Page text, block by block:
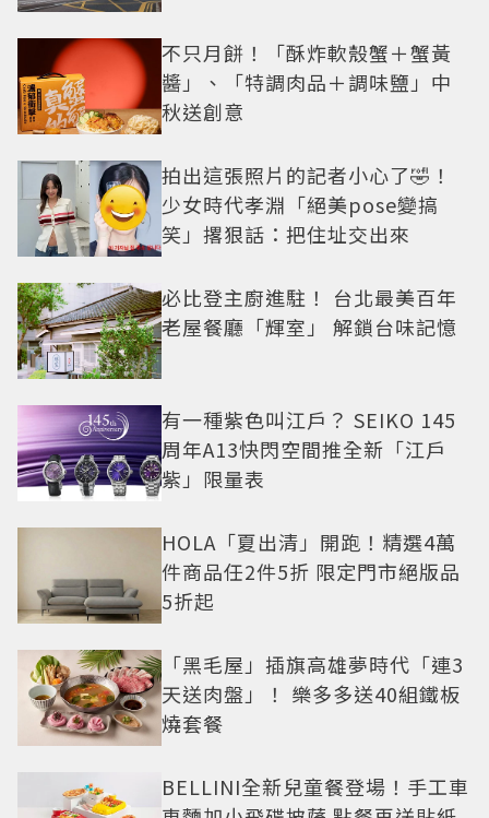
不只月餅！「酥炸軟殼蟹＋蟹黃
醬」、「特調肉品＋調味鹽」中
秋送創意
拍出這張照片的記者小心了🤣！
少女時代孝淵「絕美pose變搞
笑」撂狠話：把住址交出來
必比登主廚進駐！ 台北最美百年
老屋餐廳「輝室」 解鎖台味記憶
有一種紫色叫江戶？ SEIKO 145
周年A13快閃空間推全新「江戶
紫」限量表
HOLA「夏出清」開跑！精選4萬
件商品任2件5折 限定門市絕版品
5折起
「黑毛屋」插旗高雄夢時代「連3
天送肉盤」！ 樂多多送40組鐵板
燒套餐
BELLINI全新兒童餐登場！手工車